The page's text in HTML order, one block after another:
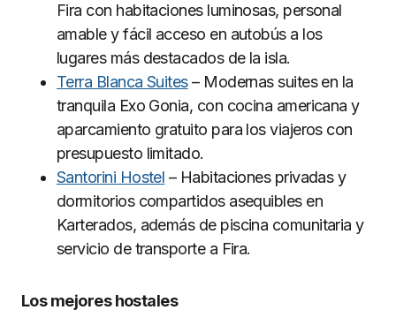
Fira con habitaciones luminosas, personal
amable y fácil acceso en autobús a los
lugares más destacados de la isla.
Terra Blanca Suites– Modernas suites en la
tranquila Exo Gonia, con cocina americana y
aparcamiento gratuito para los viajeros con
presupuesto limitado.
Santorini Hostel – Habitaciones privadas y
dormitorios compartidos asequibles en
Karterados, además de piscina comunitaria y
servicio de transporte a Fira.
Los mejores hostales